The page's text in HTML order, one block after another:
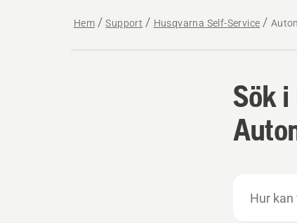
Hem Support Husqvarna Self-Service
Sök
kan